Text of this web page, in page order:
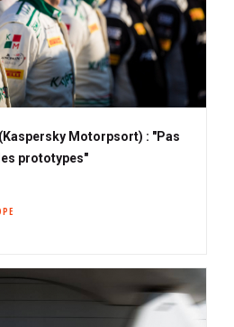
Motorpsort) : "Pas
prototypes"